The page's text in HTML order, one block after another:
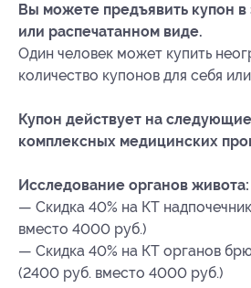
Вы можете предъявить купон
или распечатанном виде.
Один человек может купить
количество купонов для себя
Купон действует на
комплексных медицинских
Исследование органов живота:
— Скидка 40% на КТ
вместо 4000 руб.)
— Скидка 40% на КТ органов
(2400 руб. вместо 4000 руб.)